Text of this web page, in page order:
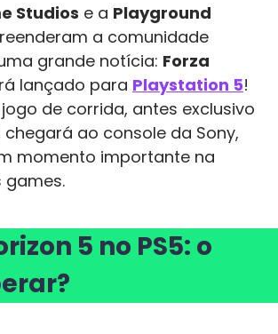
Studios e a Playground
a comunidade
grande notícia: Forza
lançado para Playstation 5!
de corrida, antes exclusivo
chegará ao console da Sony,
momento importante na
games.
5 no PS5: o